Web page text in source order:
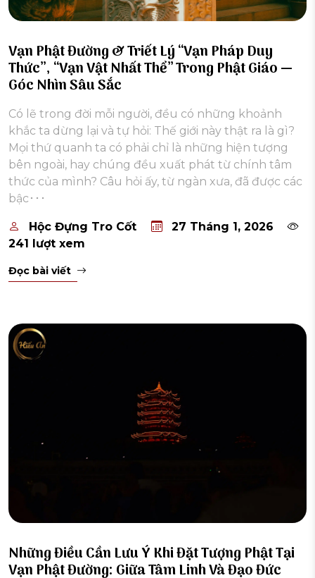
Vạn Phật Đường & Triết Lý “Vạn Pháp Duy
Thức”, “Vạn Vật Nhất Thể” Trong Phật Giáo —
Góc Nhìn Sâu Sắc
Có lẽ trong đời mỗi người, đều có những khoảnh
khắc ta dừng lại và tự hỏi: Thế giới này thật ra là gì?
Mọi thứ quanh ta có phải chỉ là những hiện tượng
bên ngoài, hay chúng đều xuất phát từ chính tâm
thức của mình? Câu hỏi ấy, từ ngàn xưa, đã được các
bậc･･･
Hộc Đựng Tro Cốt
27 Tháng 1, 2026
241 lượt xem
Đọc bài viết
Những Điều Cần Lưu Ý Khi Đặt Tượng Phật Tại
Vạn Phật Đường: Giữa Tâm Linh Và Đạo Đức